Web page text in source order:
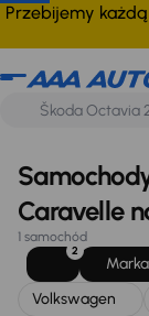
Przebijemy
Volkswagen
Caravelle
1 samochód
2
Volkswagen